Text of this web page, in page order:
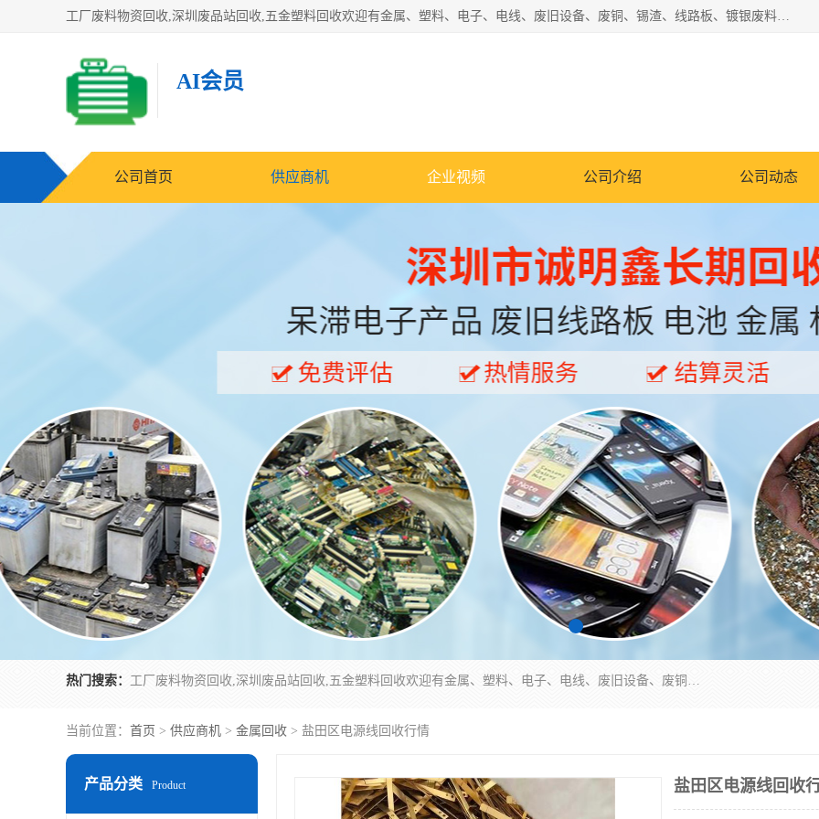
工厂废料物资回收,深圳废品站回收,五金塑料回收欢迎有金属、塑料、电子、电线、废旧设备、废铜、锡渣、线路板、镀银废料、废IC、电子零件、电子脚，等其他废旧物资的单位及个人联系洽谈。对提供息者我们可以提供优厚的业务提成（佣金）。
AI会员
公司首页 供应商机 企业视频 公司介绍 公司动态
热门搜索： 工厂废料物资回收,深圳废品站回收,五金塑料回收欢迎有金属、塑料、电子、电线、废旧设备、废铜、锡渣、线路板、镀银废料、废IC、电子零件、电子脚，等其他废旧物资的单位及个人联系洽谈。对提供息者我们可以提供优厚的业务提成（佣金）。
当前位置： 首页 > 供应商机 > 金属回收 > 盐田区电源线回收行情
产品分类 Product 盐田区电源线回收